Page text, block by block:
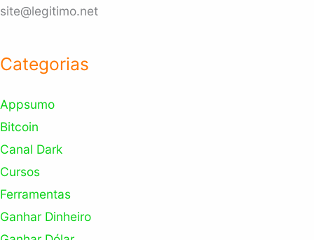
site@legitimo.net
Categorias
Appsumo
Bitcoin
Canal Dark
Cursos
Ferramentas
Ganhar Dinheiro